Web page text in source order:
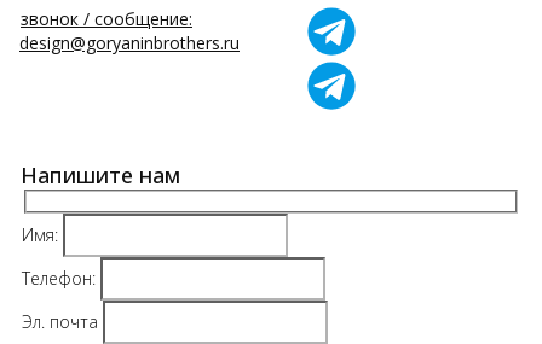
Напишите нам
звонок / сообщение:
design@goryaninbrothers.ru
Имя:
Телефон:
Эл. почта